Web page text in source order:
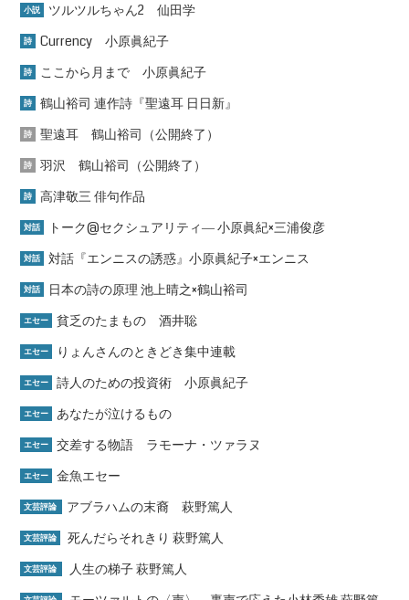
小説 ツルツルちゃん2 仙田学
詩 Currency 小原眞紀子
詩 ここから月まで 小原眞紀子
詩 鶴山裕司 連作詩『聖遠耳 日日新』
詩 聖遠耳 鶴山裕司（公開終了）
詩 羽沢 鶴山裕司（公開終了）
詩 高津敬三 俳句作品
対話 トーク@セクシュアリティ― 小原眞紀×三浦俊彦
対話 対話『エンニスの誘惑』小原眞紀子×エンニス
対話 日本の詩の原理 池上晴之×鶴山裕司
エセー 貧乏のたまもの 酒井聡
エセー りょんさんのときどき集中連載
エセー 詩人のための投資術 小原眞紀子
エセー あなたが泣けるもの
エセー 交差する物語 ラモーナ・ツァラヌ
エセー 金魚エセー
文芸評論 アブラハムの末裔 萩野篤人
文芸評論 死んだらそれきり 萩野篤人
文芸評論 人生の梯子 萩野篤人